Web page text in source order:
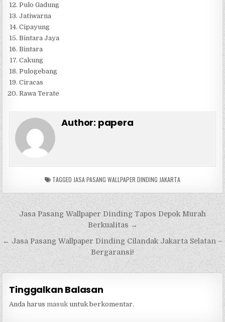
Pulo Gadung
Jatiwarna
Cipayung
Bintara Jaya
Bintara
Cakung
Pulogebang
Ciracas
Rawa Terate
Author: papera
TAGGED JASA PASANG WALLPAPER DINDING JAKARTA
Navigasi
pos
Jasa Pasang Wallpaper Dinding Tapos Depok Murah
Berkualitas →
← Jasa Pasang Wallpaper Dinding Cilandak Jakarta Selatan –
Bergaransi!
Tinggalkan Balasan
Anda harus masuk untuk berkomentar.